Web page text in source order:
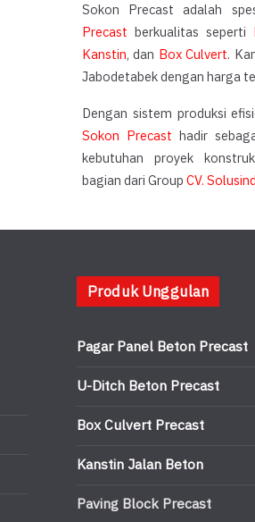
Sokon Precast adalah
Precast berkualitas seperti
Kanstin, dan Box Culvert.
Jabodetabek dengan harga
Dengan sistem produksi
Sokon Precast hadir
kebutuhan proyek
bagian dari GroupCV.
Produk Unggulan
Pagar Panel Beton Precast
U-Ditch Beton Precast
Box Culvert Precast
Kanstin Jalan Beton
Paving Block Precast